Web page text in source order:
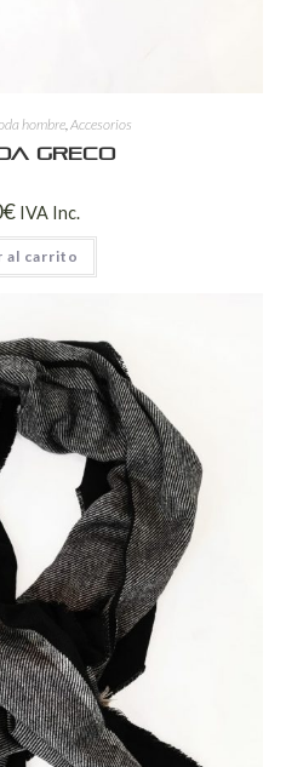
hombre,Accesorios
Greco
€ IVA Inc.
al carrito